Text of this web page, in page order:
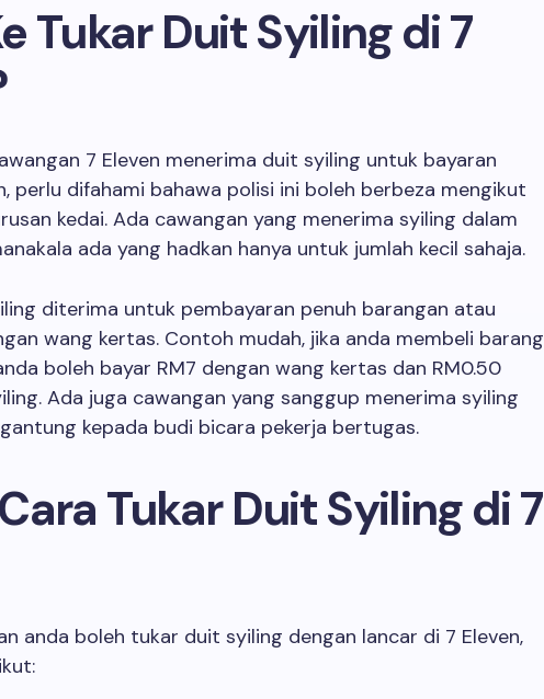
Tukar Duit Syiling di 7
7 Eleven menerima duit syiling untuk bayaran
perlu difahami bahawa polisi ini boleh berbeza mengikut
kedai. Ada cawangan yang menerima syiling dalam
ada yang hadkan hanya untuk jumlah kecil sahaja.
diterima untuk pembayaran penuh barangan atau
wang kertas. Contoh mudah, jika anda membeli barang
boleh bayar RM7 dengan wang kertas dan RM0.50
Ada juga cawangan yang sanggup menerima syiling
kepada budi bicara pekerja bertugas.
Tukar Duit Syiling di 7
anda boleh tukar duit syiling dengan lancar di 7 Eleven,